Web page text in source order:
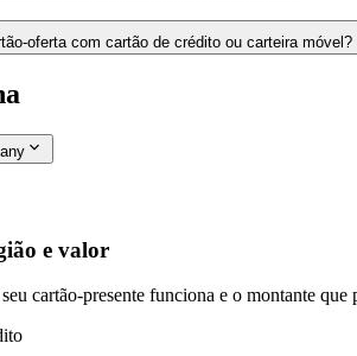
oferta com cartão de crédito ou carteira móvel?
e valor
cartão-presente funciona e o montante que